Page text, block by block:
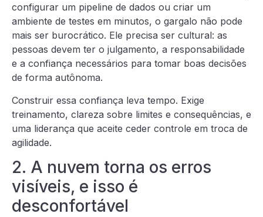
configurar um pipeline de dados ou criar um
ambiente de testes em minutos, o gargalo não pode
mais ser burocrático. Ele precisa ser cultural: as
pessoas devem ter o julgamento, a responsabilidade
e a confiança necessários para tomar boas decisões
de forma autônoma.
Construir essa confiança leva tempo. Exige
treinamento, clareza sobre limites e consequências, e
uma liderança que aceite ceder controle em troca de
agilidade.
2. A nuvem torna os erros
visíveis, e isso é
desconfortável